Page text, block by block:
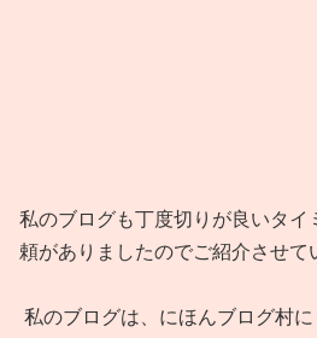
私のブログも丁度切りが良いタイ
頼がありましたのでご紹介させて
私のブログは、にほんブログ村